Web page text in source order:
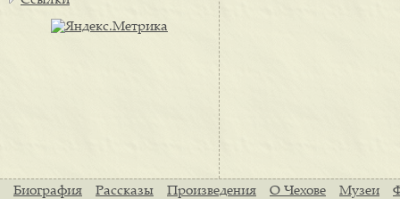
Биография Рассказы Произведения О Чехове Музеи